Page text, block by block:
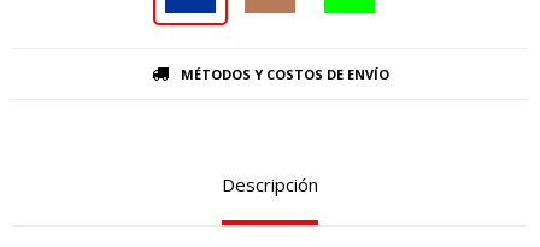
MÉTODOS Y COSTOS DE ENVÍO
Descripción